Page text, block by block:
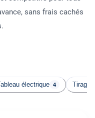
sans frais cachés
électrique 4 Tirage